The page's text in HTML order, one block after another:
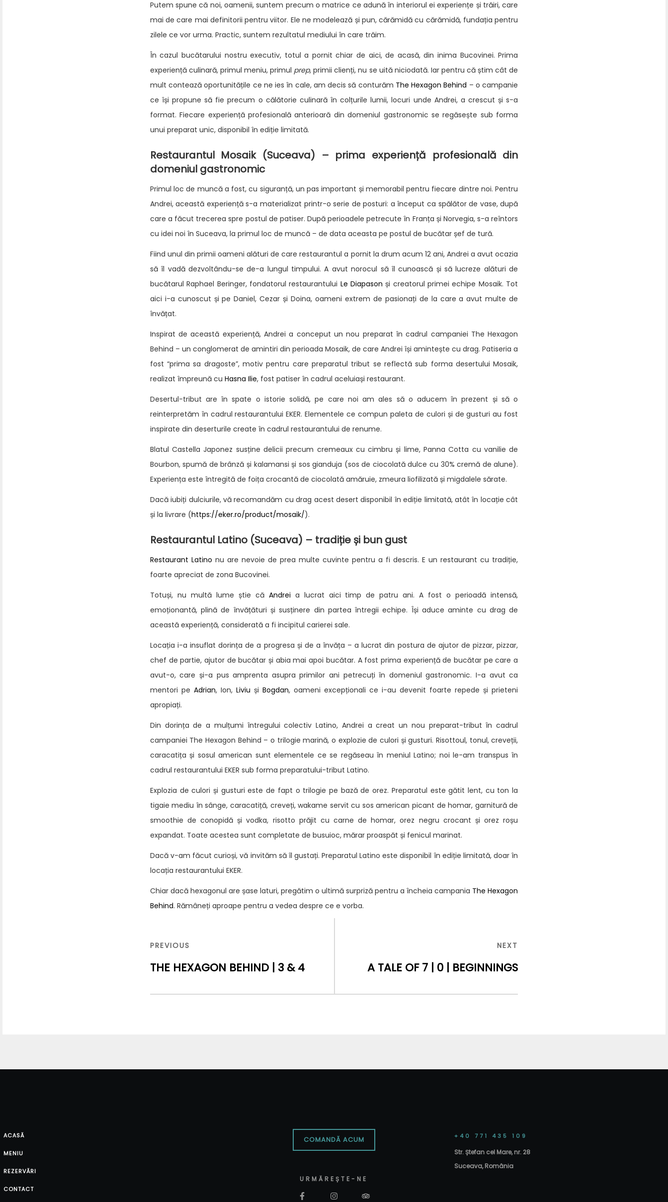
Putem spune că noi, oamenii, suntem precum o matrice ce adună în interiorul ei experiențe și trăiri, care
mai de care mai definitorii pentru viitor. Ele ne modelează și pun, cărămidă cu cărămidă, fundația pentru
zilele ce vor urma. Practic, suntem rezultatul mediului în care trăim.
În cazul bucătarului nostru executiv, totul a pornit chiar de aici, de acasă, din inima Bucovinei. Prima
experiență culinară, primul meniu, primul prep, primii clienți, nu se uită niciodată. Iar pentru că știm cât de
mult contează oportunitățile ce ne ies în cale, am decis să conturăm The Hexagon Behind – o campanie
ce își propune să fie precum o călătorie culinară în colțurile lumii, locuri unde Andrei, a crescut și s-a
format. Fiecare experiență profesională anterioară din domeniul gastronomic se regăsește sub forma
unui preparat unic, disponibil în ediție limitată.
Restaurantul Mosaik (Suceava) – prima experiență profesională din
domeniul gastronomic
Primul loc de muncă a fost, cu siguranță, un pas important și memorabil pentru fiecare dintre noi. Pentru
Andrei, această experiență s-a materializat printr-o serie de posturi: a început ca spălător de vase, după
care a făcut trecerea spre postul de patiser. După perioadele petrecute în Franța și Norvegia, s-a reîntors
cu idei noi în Suceava, la primul loc de muncă – de data aceasta pe postul de bucătar șef de tură.
Fiind unul din primii oameni alături de care restaurantul a pornit la drum acum 12 ani, Andrei a avut ocazia
să îl vadă dezvoltându-se de-a lungul timpului. A avut norocul să îl cunoască și să lucreze alături de
bucătarul Raphael Beringer, fondatorul restaurantului Le Diapason și creatorul primei echipe Mosaik. Tot
aici i-a cunoscut și pe Daniel, Cezar și Doina, oameni extrem de pasionați de la care a avut multe de
învățat.
Inspirat de această experiență, Andrei a conceput un nou preparat în cadrul campaniei The Hexagon
Behind – un conglomerat de amintiri din perioada Mosaik, de care Andrei își amintește cu drag. Patiseria a
fost “prima sa dragoste”, motiv pentru care preparatul tribut se reflectă sub forma desertului Mosaik,
realizat împreună cu Hasna Ilie, fost patiser în cadrul aceluiași restaurant.
Desertul-tribut are în spate o istorie solidă, pe care noi am ales să o aducem în prezent și să o
reinterpretăm în cadrul restaurantului EKER. Elementele ce compun paleta de culori și de gusturi au fost
inspirate din deserturile create în cadrul restaurantului de renume.
Blatul Castella Japonez susține delicii precum cremeaux cu cimbru și lime, Panna Cotta cu vanilie de
Bourbon, spumă de brânză și kalamansi și sos gianduja (sos de ciocolată dulce cu 30% cremă de alune).
Experiența este întregită de foița crocantă de ciocolată amăruie, zmeura liofilizată și migdalele sărate.
Dacă iubiți dulciurile, vă recomandăm cu drag acest desert disponibil în ediție limitată, atât în locație cât
și la livrare (https://eker.ro/product/mosaik/).
Restaurantul Latino (Suceava) – tradiție și bun gust
Restaurant Latino nu are nevoie de prea multe cuvinte pentru a fi descris. E un restaurant cu tradiție,
foarte apreciat de zona Bucovinei.
Totuși, nu multă lume știe căAndrei a lucrat aici timp de patru ani. A fost o perioadă intensă,
emoționantă, plină de învățături și susținere din partea întregii echipe. Își aduce aminte cu drag de
această experiență, considerată a fi incipitul carierei sale.
Locația i-a insuflat dorința de a progresa și de a învăța – a lucrat din postura de ajutor de pizzar, pizzar,
chef de partie, ajutor de bucătar și abia mai apoi bucătar. A fost prima experiență de bucătar pe care a
avut-o, care și-a pus amprenta asupra primilor ani petrecuți în domeniul gastronomic. I-a avut ca
mentori pe Adrian, Ion,Liviu și Bogdan, oameni excepționali ce i-au devenit foarte repede și prieteni
apropiați.
Din dorința de a mulțumi întregului colectiv Latino, Andrei a creat un nou preparat-tribut în cadrul
campaniei The Hexagon Behind – o trilogie marină, o explozie de culori și gusturi. Risottoul, tonul, creveții,
caracatița și sosul american sunt elementele ce se regăseau în meniul Latino; noi le-am transpus în
cadrul restaurantului EKER sub forma preparatului-tribut Latino.
Explozia de culori și gusturi este de fapt o trilogie pe bază de orez. Preparatul este gătit lent, cu ton la
tigaie mediu în sânge, caracatiță, creveți, wakame servit cu sos american picant de homar, garnitură de
smoothie de conopidă și vodka, risotto prăjit cu carne de homar, orez negru crocant și orez roșu
expandat. Toate acestea sunt completate de busuioc, mărar proaspăt și fenicul marinat.
Dacă v-am făcut curioși, vă invităm să îl gustați. Preparatul Latino este disponibil în ediție limitată, doar în
locația restaurantului EKER.
Chiar dacă hexagonul are șase laturi, pregătim o ultimă surpriză pentru a încheia campania The Hexagon
Behind. Rămâneți aproape pentru a vedea despre ce e vorba.
în
articole
PREVIOUS
PREVIOUS
THE HEXAGON BEHIND | 3 & 4
NEXT
A TALE OF 7 | 0 | BEGINNINGS
ACASĂ
MENIU
REZERVĂRI
CONTACT
COMANDĂ ACUM
URMĂREȘTE-NE
+40 771 435 109
Str. Ștefan cel Mare, nr. 28
Suceava, România